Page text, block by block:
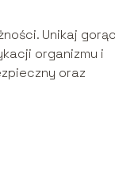
Unikaj
organizmu i
oraz